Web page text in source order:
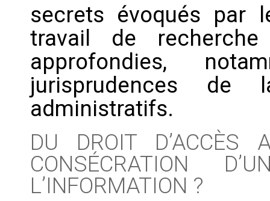
secrets évoqués par
travail de
approfondies,
jurisprudences
administratifs.
DU DROIT D’ACCÈS
CONSÉCRATION
L’INFORMATION ?